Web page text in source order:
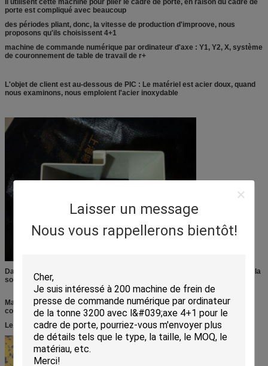
Laisser un message
Nous vous rappellerons bientôt!
Il utilisent cette machine pour plier le cadre de porte, en raison du cadre de
porte est compliqué avec beaucoup
des périodes pliant, donc, la vitesse de production d'improove, nous
proposons qu'ils choisissent 4+1
machine de commande numérique par ordinateur d'axe : Y1, Y2, X, système
de couronnement de table de travail de r+
L'objet de client est au-dessous de PIC : Le matériel est acier doux, quand
nous examinons, nous emploient l'acier inoxydable
Dans cette image, le point clé est la cannelure/canal, il est le plus difficile, la
soudure de client cette cloison.
Maintenant, par notre machine, nous utilisons notre machine et la
conception sepcial moule l'outillage, maintenant il est le morceau entier,
Le client n'a pas besoin de souder davantage.